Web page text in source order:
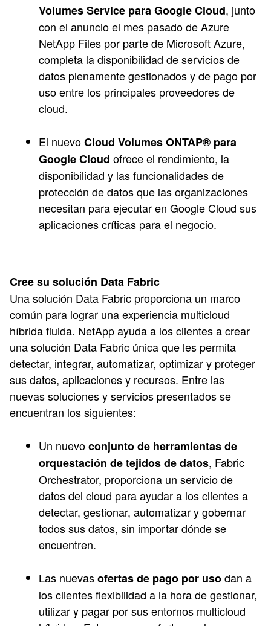
Volumes Service para Google Cloud, junto
con el anuncio el mes pasado de Azure
NetApp Files por parte de Microsoft Azure,
completa la disponibilidad de servicios de
datos plenamente gestionados y de pago por
uso entre los principales proveedores de
cloud.
El nuevoCloud Volumes ONTAP® para
Google Cloud ofrece el rendimiento, la
disponibilidad y las funcionalidades de
protección de datos que las organizaciones
necesitan para ejecutar en Google Cloud sus
aplicaciones críticas para el negocio.
Cree su solución Data Fabric
Una solución Data Fabric proporciona un marco
común para lograr una experiencia multicloud
híbrida fluida. NetApp ayuda a los clientes a crear
una solución Data Fabric única que les permita
detectar, integrar, automatizar, optimizar y proteger
sus datos, aplicaciones y recursos. Entre las
nuevas soluciones y servicios presentados se
encuentran los siguientes:
Un nuevoconjunto de herramientas de
orquestación de tejidos de datos, Fabric
Orchestrator, proporciona un servicio de
datos del cloud para ayudar a los clientes a
detectar, gestionar, automatizar y gobernar
todos sus datos, sin importar dónde se
encuentren.
Las nuevasofertas de pago por usodan a
los clientes flexibilidad a la hora de gestionar,
utilizar y pagar por sus entornos multicloud